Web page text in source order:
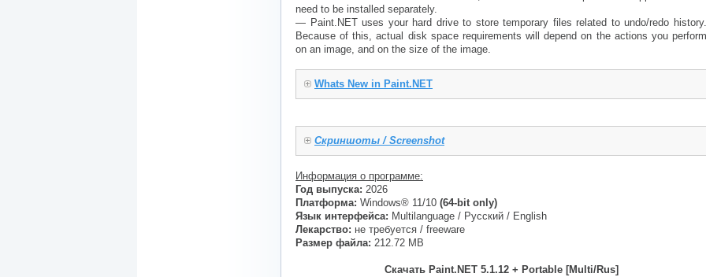
need to be installed separately.
— Paint.NET uses your hard drive to store temporary files related to undo/redo history.
Because of this, actual disk space requirements will depend on the actions you perform
on an image, and on the size of the image.
Whats New in Paint.NET
Скриншоты / Screenshot
Информация о программе:
Год выпуска: 2026
Платформа: Windows® 11/10 (64-bit only)
Язык интерфейса: Multilanguage / Русский / English
Лекарство: не требуется / freeware
Размер файла: 212.72 MB
Скачать Paint.NET 5.1.12 + Portable [Multi/Rus]